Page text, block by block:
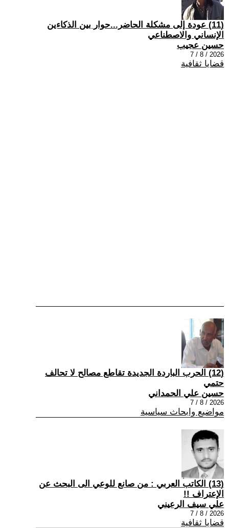
(11) عودة إلى مشكلة الحاضر...حوار بين الذكاءين
الإنساني والاصطناعي
حسين عجيب
2026 / 8 / 7
قضايا ثقافية
(12) الحرب الباردة الجديدة تقاطع مصالح لا تحالف
حتمي
حسين علي الحمداني
2026 / 8 / 7
مواضيع وابحاث سياسية
(13) الكاتب العربي : من صانع للوعي الى البحث عن
الإعتراف !!
علي سيف الرعيني
2026 / 8 / 7
قضايا ثقافية